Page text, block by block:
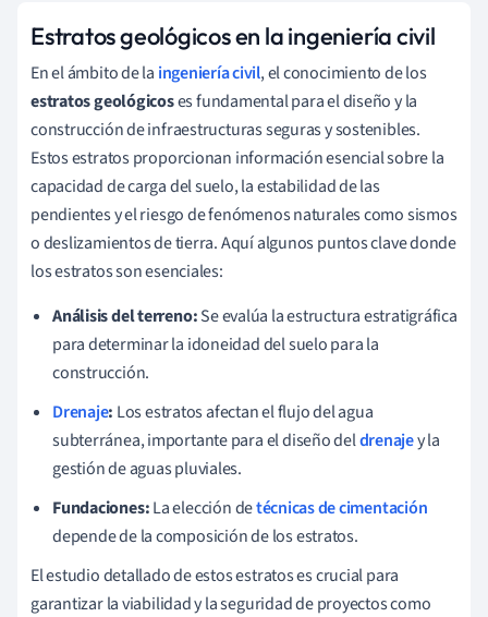
Estratos geológicos en la ingeniería civil
En el ámbito de la ingeniería civil, el conocimiento de los
estratos geológicoses fundamental para el diseño y la
construcción de infraestructuras seguras y sostenibles.
Estos estratos proporcionan información esencial sobre la
capacidad de carga del suelo, la estabilidad de las
pendientes y el riesgo de fenómenos naturales como sismos
o deslizamientos de tierra. Aquí algunos puntos clave donde
los estratos son esenciales:
Análisis del terreno:Se evalúa la estructura estratigráfica
para determinar la idoneidad del suelo para la
construcción.
Drenaje: Los estratos afectan el flujo del agua
subterránea, importante para el diseño deldrenajey la
gestión de aguas pluviales.
Fundaciones:La elección detécnicas de cimentación
depende de la composición de los estratos.
El estudio detallado de estos estratos es crucial para
garantizar la viabilidad y la seguridad de proyectos como